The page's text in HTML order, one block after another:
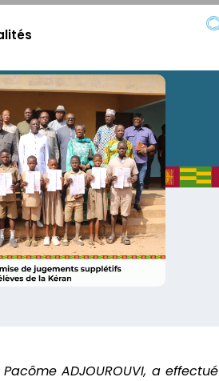
ADJOUROUVI, a effectué